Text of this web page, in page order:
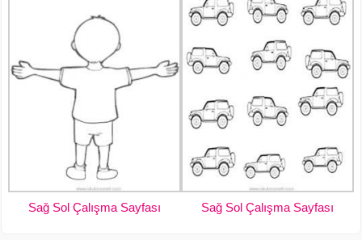
Sağ Sol Çalışma Sayfası Sağ Sol Çalışma Sayfası